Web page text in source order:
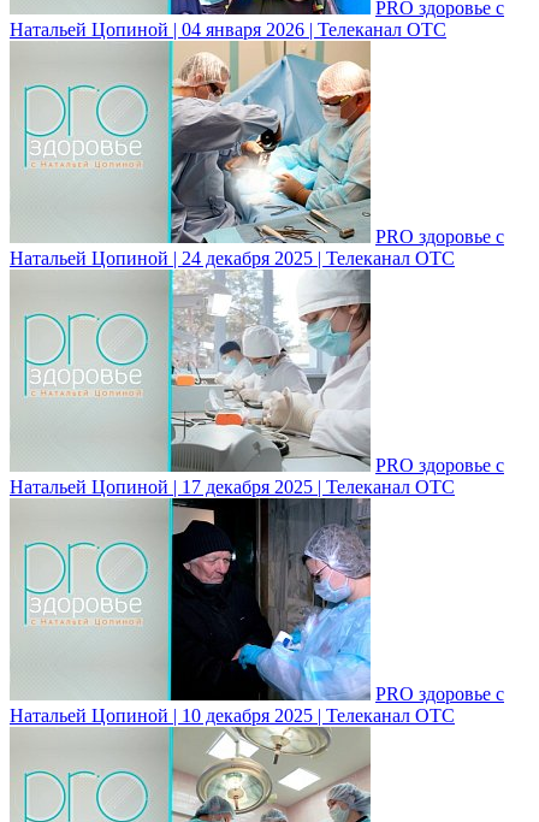
PRO здоровье с
Натальей Цопиной | 04 января 2026 | Телеканал ОТС
PRO здоровье с
Натальей Цопиной | 24 декабря 2025 | Телеканал ОТС
PRO здоровье с
Натальей Цопиной | 17 декабря 2025 | Телеканал ОТС
PRO здоровье с
Натальей Цопиной | 10 декабря 2025 | Телеканал ОТС